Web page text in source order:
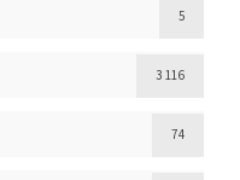
5
3 116
74